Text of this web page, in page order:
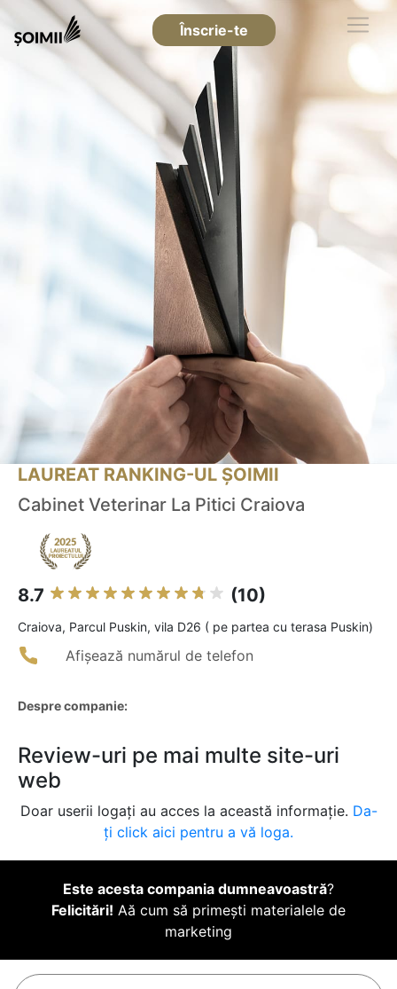
Înscrie-te
LAUREAT RANKING-UL ȘOIMII
Cabinet Veterinar La Pitici Craiova
8.7 (10)
Craiova, Parcul Puskin, vila D26 ( pe partea cu terasa Puskin)
Afișează numărul de telefon
Despre companie:
Review-uri pe mai multe site-uri
web
Doar userii logați au acces la această informație. Da-
ți click aici pentru a vă loga.
Este acesta compania dumneavoastră?
Felicitări! Aă cum să primești materialele de
marketing